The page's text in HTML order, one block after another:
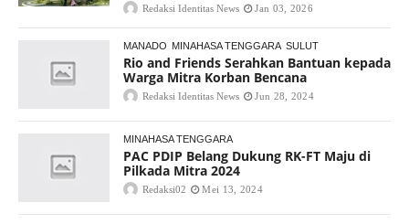
Redaksi Identitas News Jan 03, 2026
MANADO MINAHASA TENGGARA SULUT
Rio and Friends Serahkan Bantuan kepada
Warga Mitra Korban Bencana
Redaksi Identitas News Jun 28, 2024
MINAHASA TENGGARA
PAC PDIP Belang Dukung RK-FT Maju di
Pilkada Mitra 2024
Redaksi02 Mei 13, 2024